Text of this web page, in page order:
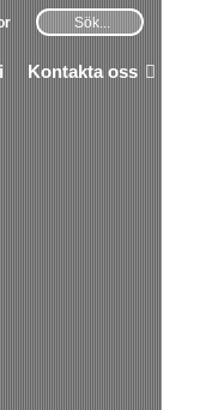
Kontakta oss